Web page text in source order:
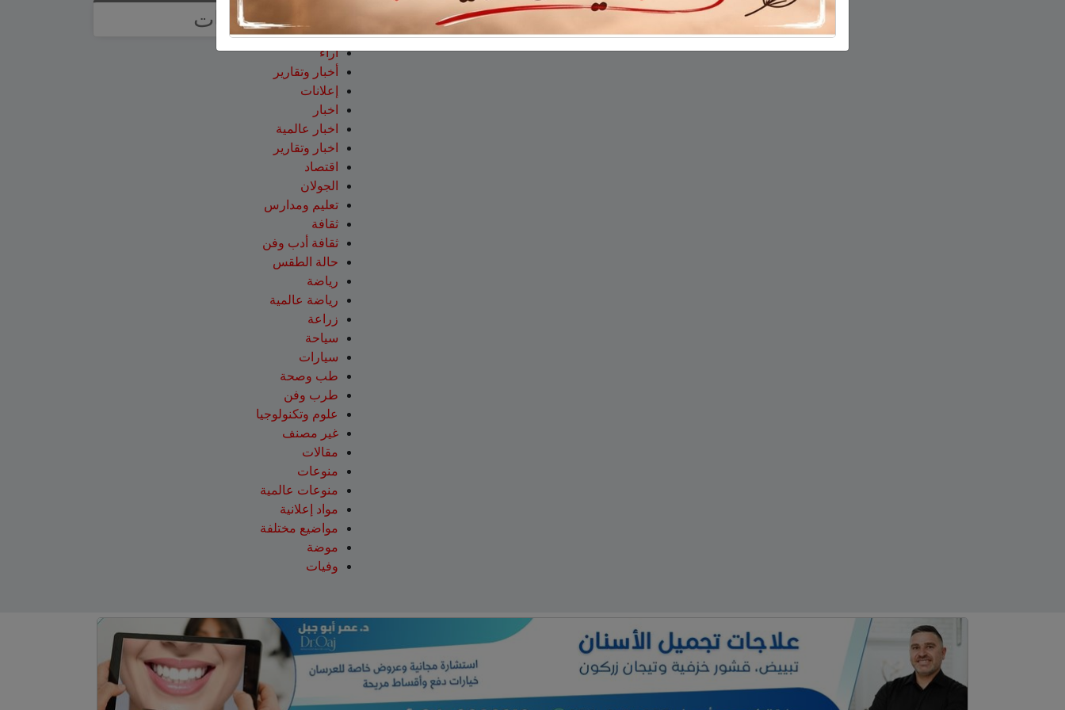
تصنيفات
آراء
أخبار وتقارير
إعلانات
اخبار
اخبار عالمية
اخبار وتقارير
اقتصاد
الجولان
تعليم ومدارس
ثقافة
ثقافة أدب وفن
حالة الطقس
رياضة
رياضة عالمية
زراعة
سياحة
سيارات
طب وصحة
طرب وفن
علوم وتكنولوجيا
غير مصنف
مقالات
منوعات
منوعات عالمية
مواد إعلانية
مواضيع مختلفة
موضة
وفيات